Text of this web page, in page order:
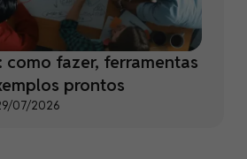
como fazer, ferramentas
prontos
07/2026